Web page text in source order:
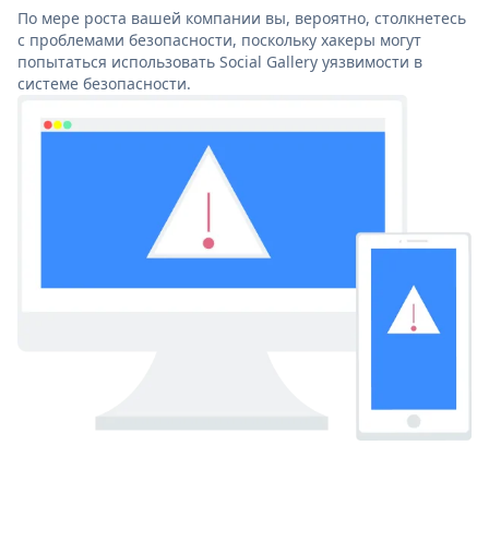
По мере роста вашей компании вы, вероятно, столкнетесь
с проблемами безопасности, поскольку хакеры могут
попытаться использовать Social Gallery уязвимости в
системе безопасности.